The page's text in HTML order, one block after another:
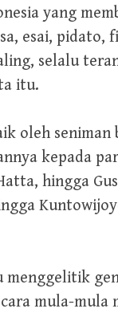
yang
esai,
selalu
itu.
oleh seniman
kepada
hingga
mula-